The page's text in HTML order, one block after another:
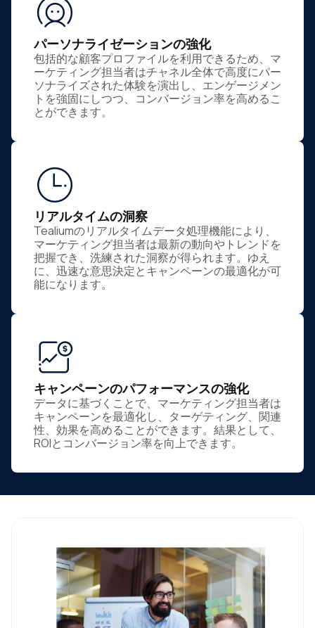
パーソナライゼーションの強化
包括的な顧客プロファイルを利用できるため、マ
ーケティング担当者はチャネル全体で高度にパー
ソナライズされた体験を演出し、エンゲージメン
トを強固にしつつ、コンバージョン率を高めるこ
とができます。
リアルタイムの洞察
Tealiumのリアルタイムデータ処理機能により、
マーケティング担当者は最新の動向やトレンドを
把握でき、洗練された洞察が得られます。ゆえ
に、迅速な意思決定とキャンペーンの最適化が可
能になります。
キャンペーンのパフォーマンスの強化
データに基づくことで、マーケティング担当者は
キャンペーンを最適化し、ターゲティング、関連
性、効果を高めることができます。結果として、
ROIとコンバージョン率を向上できます。